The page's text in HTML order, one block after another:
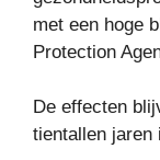
met een hoge
Protection
De effecten
tientallen jaren